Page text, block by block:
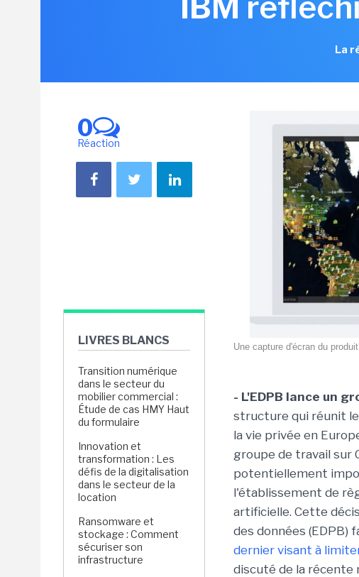
La
0
Réaction
LIVRES BLANCS
Transition numérique
dans le secteur du
mobilier commercial :
Étude de cas HMY Haut
du formulaire
Innovation et
transformation : Les
défis de la digitalisation
dans le secteur de la
location
Ransomware et
stockage : Comment
sécuriser son
infrastructure
Une capture d'écran du
- L'EDPB lance un
structure qui réunit
la vie privée en
groupe de travail sur
potentiellement
l'établissement de
artificielle. Cette
des données (EDPB)
dernier visant à
discuté de la récente